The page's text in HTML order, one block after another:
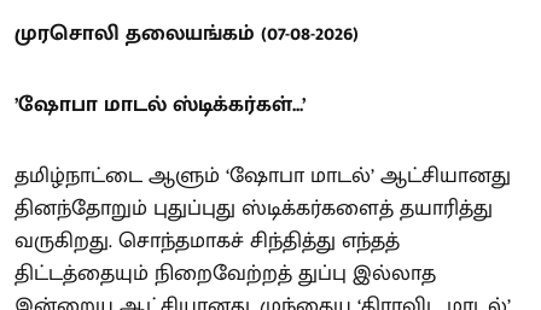
முரசொலி தலையங்கம் (07-08-2026)
’ஷோபா மாடல் ஸ்டிக்கர்கள்...’
தமிழ்நாட்டை ஆளும் ‘ஷோபா மாடல்’ ஆட்சியானது
தினந்தோறும் புதுப்புது ஸ்டிக்கர்களைத் தயாரித்து
வருகிறது. சொந்தமாகச் சிந்தித்து எந்தத்
திட்டத்தையும் நிறைவேற்றத் துப்பு இல்லாத